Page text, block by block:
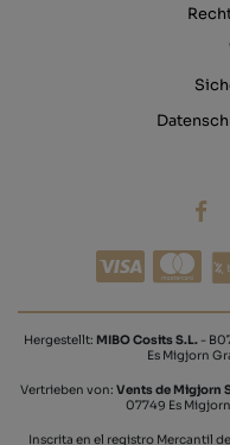
Hergestellt: MIBO Cosits S.L.-
Es Migjorn
Vertrieben von: Vents de Migjorn
07749 Es
Inscrita en el registro Mercantil